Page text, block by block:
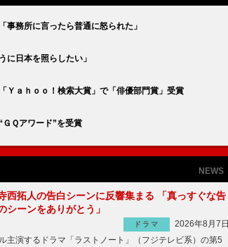
務所に言ったら普通に怒られた」
日本を照らしたい」
ａｈｏｏ！検索大賞」で「俳優部門賞」受賞
Ｑアワード”を受賞
NEWS
西拓人の告白シーンに反響集まる 「真っすぐな告
シーンをありがとう」
ドラマ
2026年8月7日
主演するドラマ「ラストノート」（フジテレビ系）の第5